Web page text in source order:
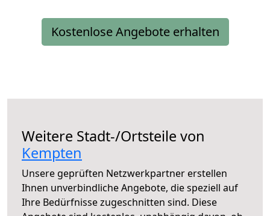
Kostenlose Angebote erhalten
Weitere Stadt-/Ortsteile von
Kempten
Unsere geprüften Netzwerkpartner erstellen
Ihnen unverbindliche Angebote, die speziell auf
Ihre Bedürfnisse zugeschnitten sind. Diese